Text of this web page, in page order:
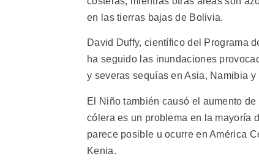
en las tierras bajas de Bolivia.
David Duffy, científico del Programa
ha seguido las inundaciones
y severas sequías en Asia, Namibia y
El Niño también causó el aumento
cólera es un problema en la mayoría
parece posible u ocurre en América
Kenia.